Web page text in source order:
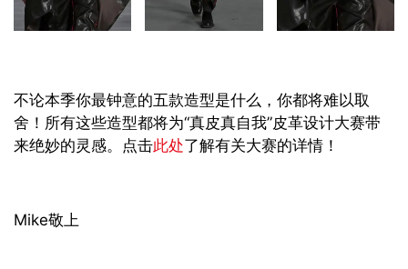
不论本季你最钟意的五款造型是什么，你都将难以取
舍！所有这些造型都将为“真皮真自我”皮革设计大赛带
来绝妙的灵感。点击此处了解有关大赛的详情！
Mike敬上